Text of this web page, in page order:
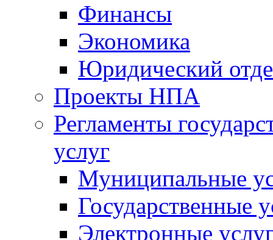
Финансы
Экономика
Юридический
Проекты НПА
Регламенты
услуг
Муниципальные
Государственные
Электронные